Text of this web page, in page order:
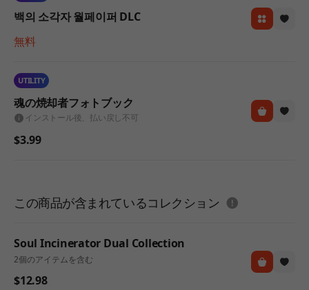
백의 소각자 월페이퍼 DLC
無料
UTILITY
魂の焼却者フォトブック
インストール後、払い戻し不可
$3.99
この商品が含まれているコレクション 도움말
Soul Incinerator Dual Collection
2個のアイテムを含む
$12.98